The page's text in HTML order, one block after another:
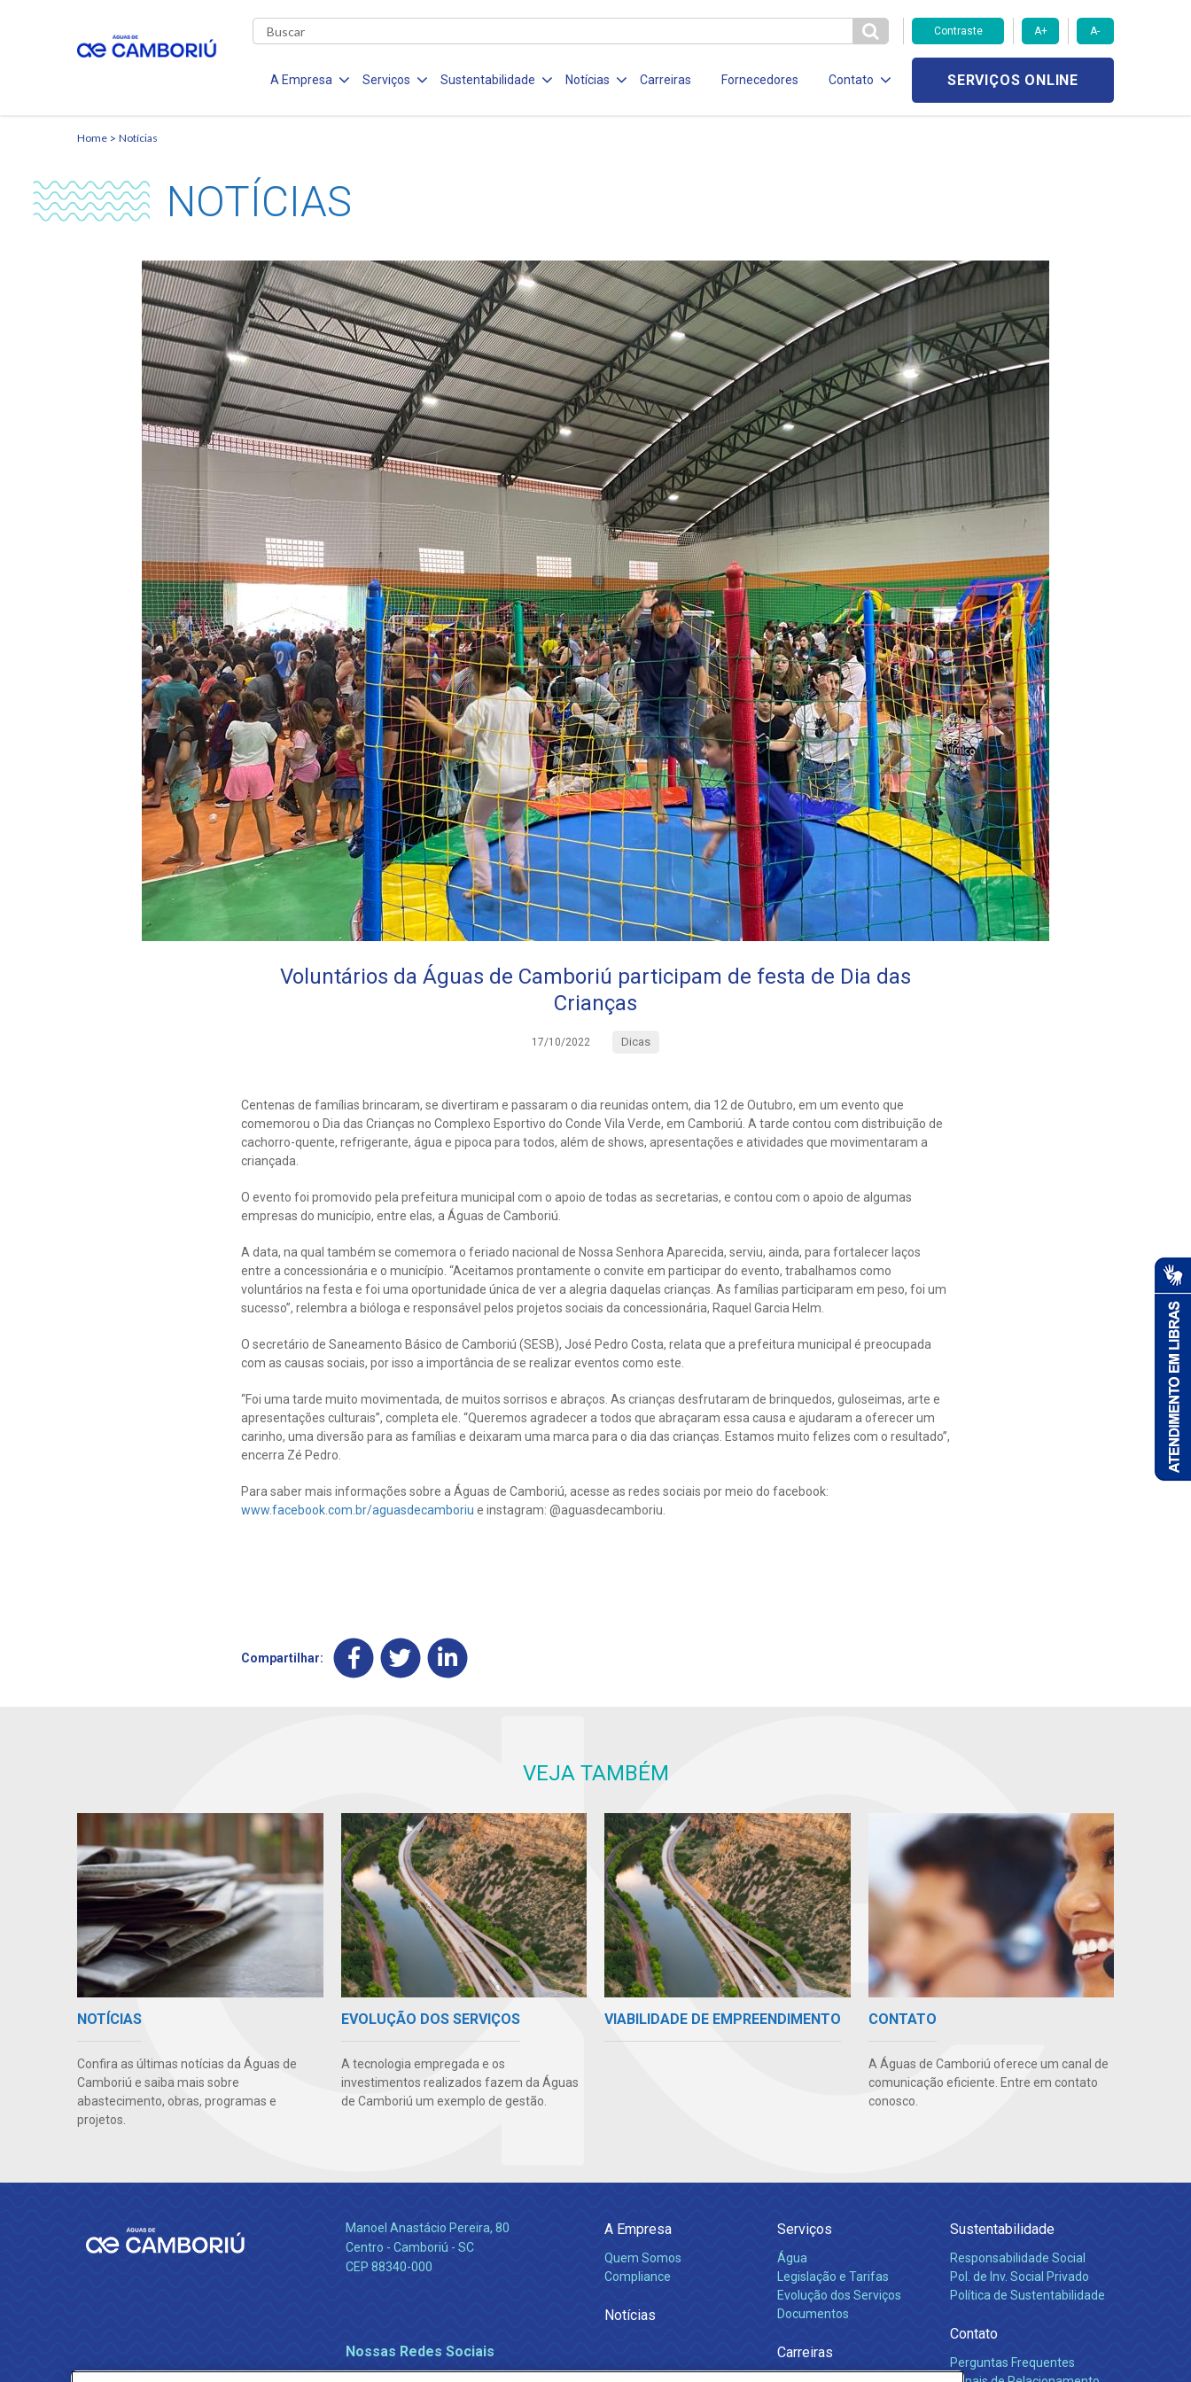
Contraste A+ A-
A Empresa Serviços Sustentabilidade Notícias Carreiras Fornecedores Contato SERVIÇOS ONLINE
Home Notícias
NOTÍCIAS
Voluntários da Águas de Camboriú participam de festa de Dia das
Crianças
17/10/2022 Dicas
Centenas de famílias brincaram, se divertiram e passaram o dia reunidas ontem, dia 12 de Outubro, em um evento que
comemorou o Dia das Crianças no Complexo Esportivo do Conde Vila Verde, em Camboriú. A tarde contou com distribuição de
cachorro-quente, refrigerante, água e pipoca para todos, além de shows, apresentações e atividades que movimentaram a
criançada.
O evento foi promovido pela prefeitura municipal com o apoio de todas as secretarias, e contou com o apoio de algumas
empresas do município, entre elas, a Águas de Camboriú.
A data, na qual também se comemora o feriado nacional de Nossa Senhora Aparecida, serviu, ainda, para fortalecer laços
entre a concessionária e o município. “Aceitamos prontamente o convite em participar do evento, trabalhamos como
voluntários na festa e foi uma oportunidade única de ver a alegria daquelas crianças. As famílias participaram em peso, foi um
sucesso”, relembra a bióloga e responsável pelos projetos sociais da concessionária, Raquel Garcia Helm.
O secretário de Saneamento Básico de Camboriú (SESB), José Pedro Costa, relata que a prefeitura municipal é preocupada
com as causas sociais, por isso a importância de se realizar eventos como este.
“Foi uma tarde muito movimentada, de muitos sorrisos e abraços. As crianças desfrutaram de brinquedos, guloseimas, arte e
apresentações culturais”, completa ele. “Queremos agradecer a todos que abraçaram essa causa e ajudaram a oferecer um
carinho, uma diversão para as famílias e deixaram uma marca para o dia das crianças. Estamos muito felizes com o resultado”,
encerra Zé Pedro.
Para saber mais informações sobre a Águas de Camboriú, acesse as redes sociais por meio do facebook:
www.facebook.com.br/aguasdecamboriu e instagram: @aguasdecamboriu.
Compartilhar:
VEJA TAMBÉM
NOTÍCIAS
Confira as últimas notícias da Águas de
Camboriú e saiba mais sobre
abastecimento, obras, programas e
projetos.
EVOLUÇÃO DOS SERVIÇOS
A tecnologia empregada e os
investimentos realizados fazem da Águas
de Camboriú um exemplo de gestão.
VIABILIDADE DE EMPREENDIMENTO CONTATO
A Águas de Camboriú oferece um canal de
comunicação eficiente. Entre em contato
conosco.
Manoel Anastácio Pereira, 80
Centro - Camboriú - SC
CEP 88340-000
Nossas Redes Sociais
A Empresa
Quem Somos
Compliance
Notícias
Serviços
Água
Legislação e Tarifas
Evolução dos Serviços
Documentos
Carreiras
Sustentabilidade
Responsabilidade Social
Pol. de Inv. Social Privado
Política de Sustentabilidade
Contato
Perguntas Frequentes